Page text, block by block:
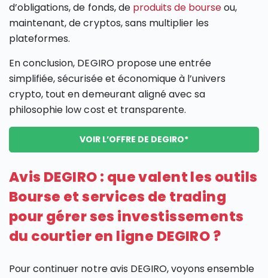
d’obligations, de fonds, de produits de bourseou,
maintenant, de cryptos, sans multiplier les
plateformes.
En conclusion, DEGIRO propose une entrée
simplifiée, sécurisée et économique à l’univers
crypto, tout en demeurant aligné avec sa
philosophie low cost et transparente.
VOIR L’OFFRE DE DEGIRO*
Avis DEGIRO : que valent les outils
Bourse et services de trading
pour gérer ses investissements
du courtier en ligne DEGIRO ?
Pour continuer notre avis DEGIRO, voyons ensemble